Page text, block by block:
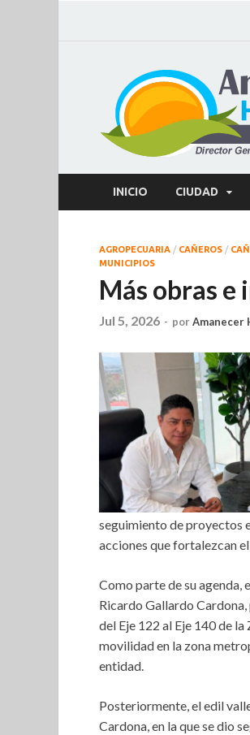
INICIO CIUDAD
AGROPECUARIA / CAÑEROS /
MUNICIPIOS
Más obras e
Jul 5, 2026 - por Amanecer
seguimiento de proyectos
acciones que fortalezcan
Como parte de su
Ricardo Gallardo
del Eje 122 al Eje 140 de
movilidad en la zona
entidad.
Posteriormente, el edil
Cardona, en la que se dio